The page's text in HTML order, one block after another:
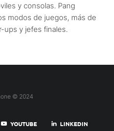
y consolas. Pang
modos de juegos, más de
ups y jefes finales.
© 2024
YOUTUBE LINKEDIN